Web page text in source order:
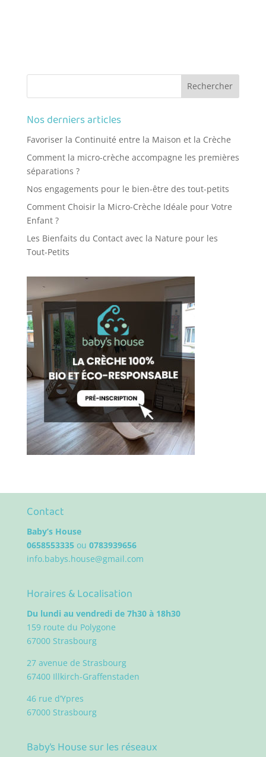
Nos derniers articles
Favoriser la Continuité entre la Maison et la Crèche
Comment la micro-crèche accompagne les premières
séparations ?
Nos engagements pour le bien-être des tout-petits
Comment Choisir la Micro-Crèche Idéale pour Votre
Enfant ?
Les Bienfaits du Contact avec la Nature pour les
Tout-Petits
Contact
Baby’s House
0658553335 ou 0783939656
info.babys.house@gmail.com
Horaires & Localisation
Du lundi au vendredi de 7h30 à 18h30
159 route du Polygone
67000 Strasbourg
27 avenue de Strasbourg
67400 Illkirch-Graffenstaden
46 rue d’Ypres
67000 Strasbourg
Baby’s House sur les réseaux